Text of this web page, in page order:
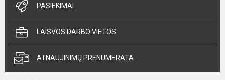
PASIEKIMAI
LAISVOS DARBO VIETOS
ATNAUJINIMŲ PRENUMERATA